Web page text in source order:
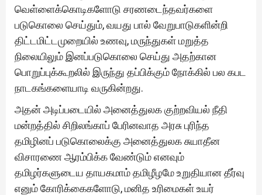
வெள்ளைக்கொடிகளோடு சரணடைந்தவர்களை
படுகொலை செய்தும், வயது பால் வேறுபாடுகளின்றி
திட்டமிட்டமுறையில் உணவு, மருந்துகள் மறுத்த
நிலையிலும் இனப்படுகொலை செய்து அதற்கான
பொறுப்புக்கூறலில் இருந்து தப்பிக்கும் நோக்கில் பல கபட
நாடகங்களையாடி வருகின்றது.
அதன் அடிப்படையில் அனைத்துலக குற்றவியல் நீதி
மன்றத்தில் சிறிலங்காப் பேரினவாத அரசு புரிந்த
தமிழினப் படுகொலைக்கு அனைத்துலக சுயாதீன
விசாரணை ஆரம்பிக்க வேண்டும் எனவும்
தமிழர்களுடைய தாயகமாம் தமிழீழமே உறுதியான தீர்வு
எனும் கோரிக்கைகளோடு, மனித உரிமைகள் உயர்